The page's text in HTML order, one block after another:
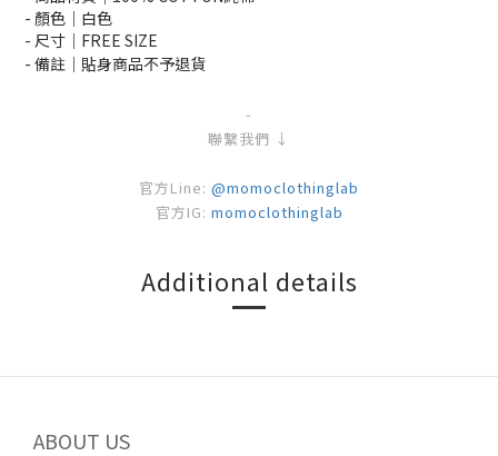
- 顏色｜白色
- 尺寸｜FREE SIZE
- 備註｜ 貼身商品不予退貨
-
聯繫我們 ↓
官方Line: @momoclothinglab
官方IG: momoclothinglab
Additional details
ABOUT US